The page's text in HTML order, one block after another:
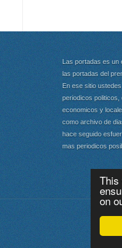
on
Las portadas es
las portadas del
En ese sitio
periodicos politicos,
economicos y
como archivo de
hace seguido
mas periodicos